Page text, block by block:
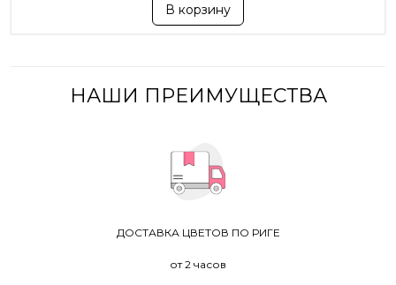
В корзину
НАШИ ПРЕИМУЩЕСТВА
ДОСТАВКА ЦВЕТОВ ПО РИГЕ
от 2 часов